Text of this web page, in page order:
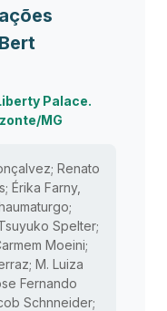
Palace.
MG
Renato
Érika Farny,
Spelter;
Moeini;
M. Luiza
Fernando
Schnneider;